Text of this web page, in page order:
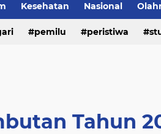
Kesehatan Nasional
pemilu peristiwa
Tahun